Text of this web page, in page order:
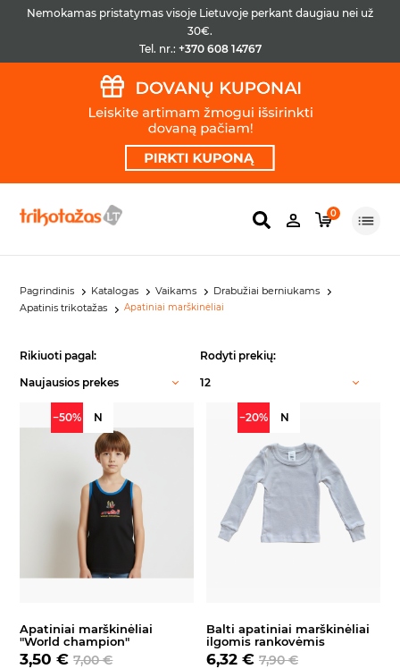
Nemokamas pristatymas visoje Lietuvoje perkant daugiau nei už
30€.
Tel. nr.: +370 608 14767
0
Pagrindinis Katalogas Vaikams
Drabužiai berniukams
Apatinis trikotažas
Apatiniai marškinėliai
Rikiuoti pagal:
Naujausios prekes
Rodyti prekių:
12
−50% N
Apatiniai marškinėliai
"World champion"
3,50 €7,00 €
−20% N
Balti apatiniai marškinėliai
ilgomis rankovėmis
6,32 € 7,90 €